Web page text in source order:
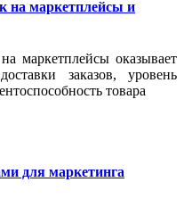
на маркетплейсы и
маркетплейсы оказывает
заказов, уровень
товара
для маркетинга